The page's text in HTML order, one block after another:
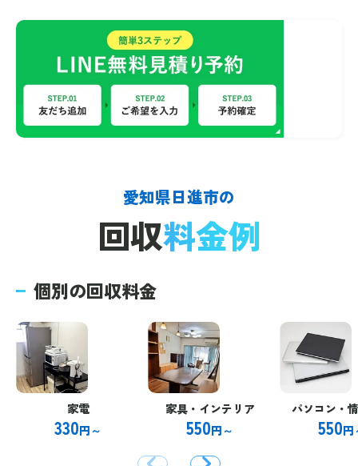
愛知県日進市の
回収料金例
個別の回収料金
家電
330円～
家具・インテリア
550円～
パソコン・
550円